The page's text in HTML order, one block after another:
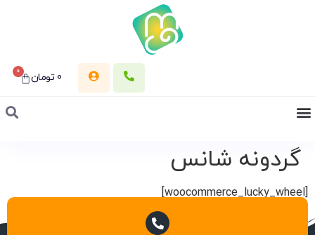
0 تومان 0
گردونه شانس
[woocommerce_lucky_wheel]